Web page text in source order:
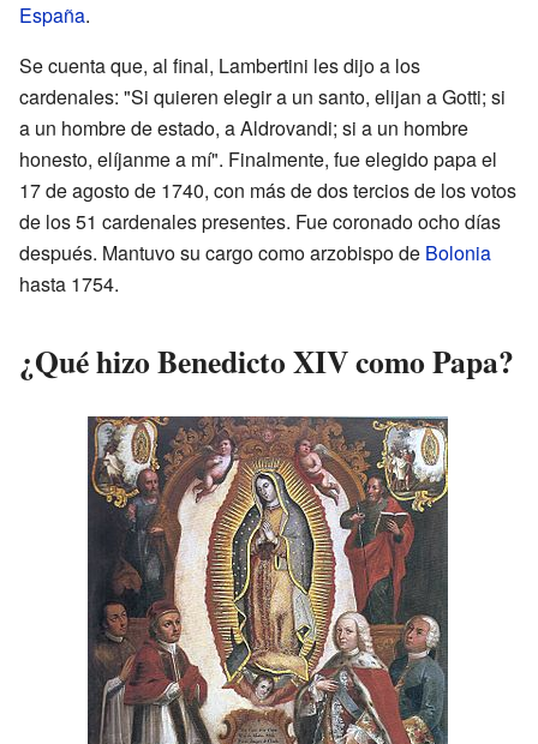
España.
Se cuenta que, al final, Lambertini les dijo a los
cardenales: "Si quieren elegir a un santo, elijan a Gotti; si
a un hombre de estado, a Aldrovandi; si a un hombre
honesto, elíjanme a mí". Finalmente, fue elegido papa el
17 de agosto de 1740, con más de dos tercios de los votos
de los 51 cardenales presentes. Fue coronado ocho días
después. Mantuvo su cargo como arzobispo de Bolonia
hasta 1754.
¿Qué hizo Benedicto XIV como Papa?